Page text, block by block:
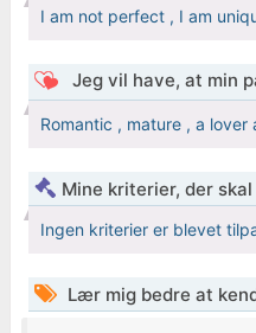
I am not perfect , I am
Jeg vil have, at min
Romantic , mature , a lover
Mine kriterier, der
Ingen kriterier er blevet
Lær mig bedre at